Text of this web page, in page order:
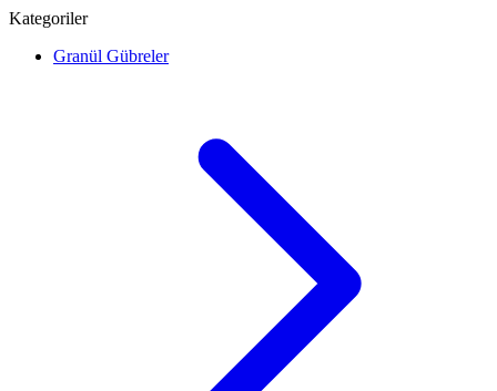
Kategoriler
Granül Gübreler